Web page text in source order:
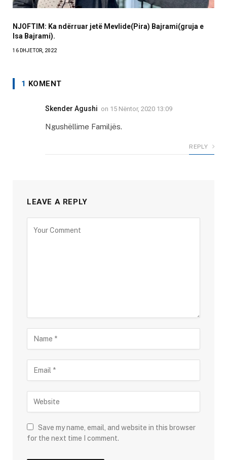
NJOFTIM: Ka ndërruar jetë Mevlide(Pira) Bajrami(gruja e
Isa Bajrami).
16 DHJETOR, 2022
1 KOMENT
Skender Agushi on 15 Nëntor, 2020 13:09
Ngushëllime Familjës.
REPLY
LEAVE A REPLY
Save my name, email, and website in this browser
for the next time I comment.